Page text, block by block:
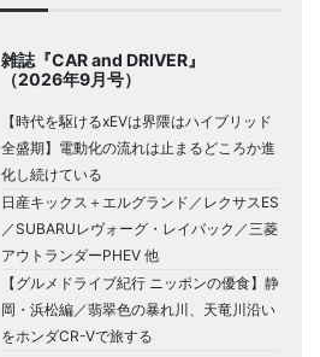
雑誌『CAR and DRIVER』
（2026年9月号）
【時代を駆けるxEVは界隈はハイブリッド
全盛期】電動化の流れは止まるどころか進
化し続けている
日産キックス＋エルグランド／レクサスES
／SUBARUレヴォーグ・レイバック／三菱
アウトランダーPHEV 他
【グルメドライブ紀行 ニッポンの優食】静
岡・浜松編／翡翠色の暴れ川、天竜川沿い
をホンダCR-Vで旅する